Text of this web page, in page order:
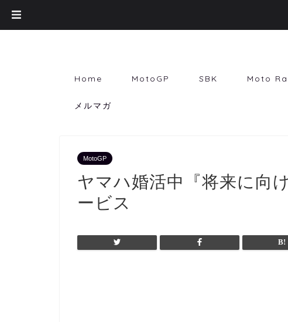
Home MotoGP SBK Moto
メルマガ
MotoGP
ヤマハ婚活中『将来に向
ービス